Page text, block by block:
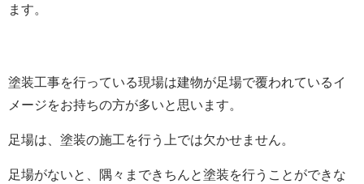
ます。
塗装工事を行っている現場は建物が足場で覆われているイ
メージをお持ちの方が多いと思います。
足場は、塗装の施工を行う上では欠かせません。
足場がないと、隅々まできちんと塗装を行うことができな